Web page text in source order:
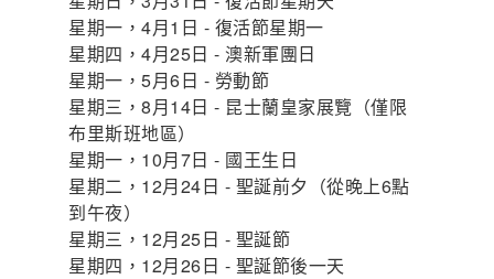
星期一，4月1日 - 復活節星期一
星期四，4月25日 - 澳新軍團日
星期一，5月6日 - 勞動節
星期三，8月14日 - 昆士蘭皇家展覽（僅限
布里斯班地區）
星期一，10月7日 - 國王生日
星期二，12月24日 - 聖誕前夕（從晚上6點
到午夜）
星期三，12月25日 - 聖誕節
星期四，12月26日 - 聖誕節後一天